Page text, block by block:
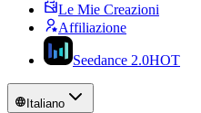
Le Mie Creazioni
Affiliazione
Seedance 2.0HOT
Italiano